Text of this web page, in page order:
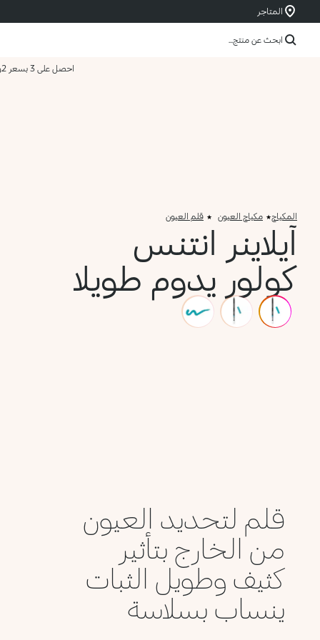
المتاجر
ابحث عن منتج...
احصل على 3 بسعر 2
المكياج مكياج العيون قلم العيون
آيلاينر انتنس
كولور يدوم طويلا
قلم لتحديد العيون
من الخارج بتأثير
كثيف وطويل الثبات
ينساب بسلاسة